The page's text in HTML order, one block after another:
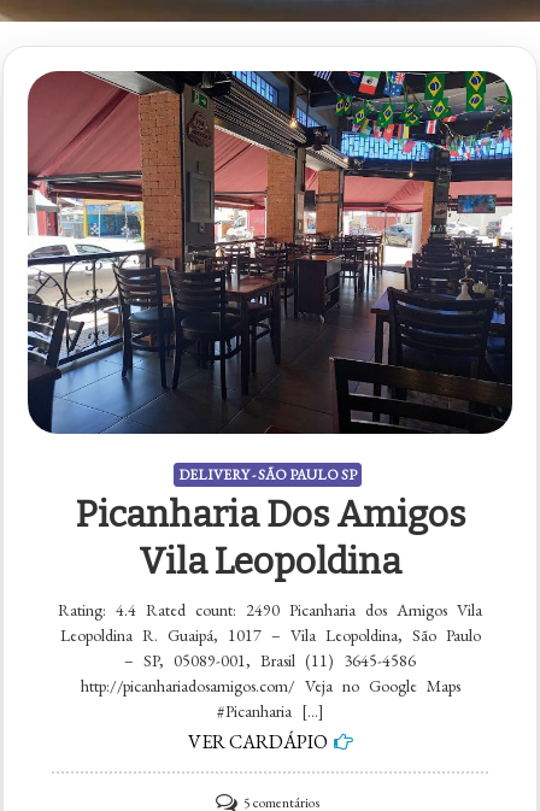
DELIVERY - SÃO PAULO SP
Picanharia Dos Amigos
Vila Leopoldina
Rating: 4.4 Rated count: 2490 Picanharia dos Amigos Vila
Leopoldina R. Guaipá, 1017 – Vila Leopoldina, São Paulo
– SP, 05089-001, Brasil (11) 3645-4586
http://picanhariadosamigos.com/ Veja no Google Maps
#Picanharia […]
VER CARDÁPIO
5 comentáriosem